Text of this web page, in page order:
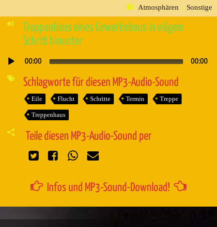
Atmosphären » Sonstige
Treppenhaus eines Gewerbebaus in eiligem
Schritt hinunter
Audio-
00:00 00:00
Schlagworte für diesen MP3-Audio-Sound
Eile Flucht Schritte Termin Treppe
Treppenhaus
Teile diesen MP3-Audio-Sound per
Infos und MP3-Sound-Download!